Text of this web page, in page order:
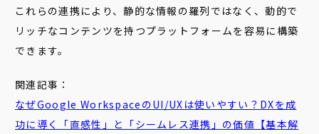
これらの連携により、静的な情報の羅列ではなく、動的で
リッチなコンテンツを持つプラットフォームを容易に構築
できます。
関連記事：
なぜGoogle WorkspaceのUI/UXは使いやすい？DXを成
功に導く「直感性」と「シームレス連携」の価値【基本解